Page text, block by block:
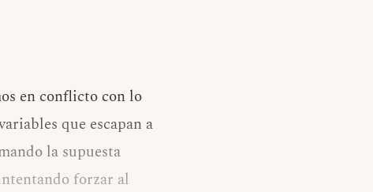
en conflicto con lo
que escapan a
la supuesta
forzar al